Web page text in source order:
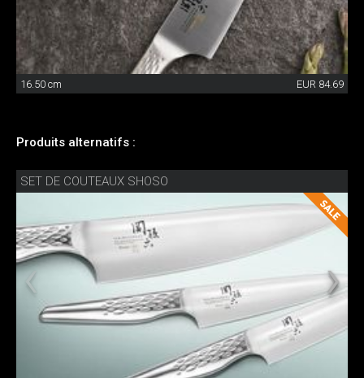
16.50 cm EUR 84.69
Produits alternatifs :
SET DE COUTEAUX SHOSO